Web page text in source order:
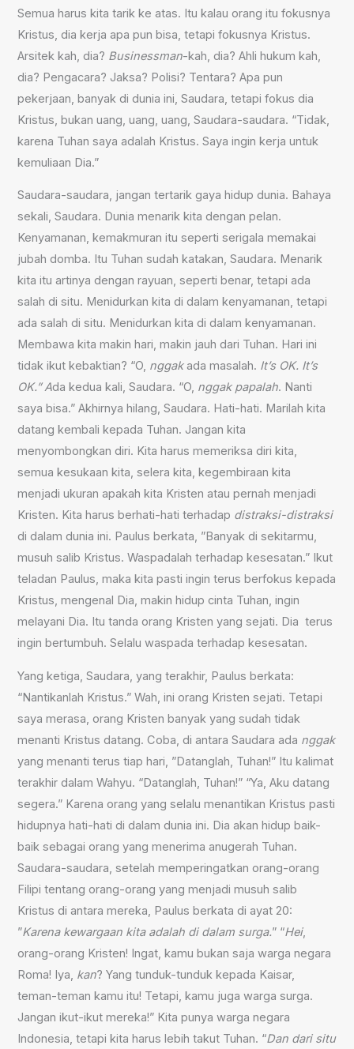
Semua harus kita tarik ke atas. Itu kalau orang itu fokusnya
Kristus, dia kerja apa pun bisa, tetapi fokusnya Kristus.
Arsitek kah, dia? Businessman-kah, dia? Ahli hukum kah,
dia? Pengacara? Jaksa? Polisi? Tentara? Apa pun
pekerjaan, banyak di dunia ini, Saudara, tetapi fokus dia
Kristus, bukan uang, uang, uang, Saudara-saudara. “Tidak,
karena Tuhan saya adalah Kristus. Saya ingin kerja untuk
kemuliaan Dia.”
Saudara-saudara, jangan tertarik gaya hidup dunia. Bahaya
sekali, Saudara. Dunia menarik kita dengan pelan.
Kenyamanan, kemakmuran itu seperti serigala memakai
jubah domba. Itu Tuhan sudah katakan, Saudara. Menarik
kita itu artinya dengan rayuan, seperti benar, tetapi ada
salah di situ. Menidurkan kita di dalam kenyamanan, tetapi
ada salah di situ. Menidurkan kita di dalam kenyamanan.
Membawa kita makin hari, makin jauh dari Tuhan. Hari ini
tidak ikut kebaktian? “O, nggakada masalah. It’s OK. It’s
OK.” Ada kedua kali, Saudara. “O, nggak papalah. Nanti
saya bisa.” Akhirnya hilang, Saudara. Hati-hati. Marilah kita
datang kembali kepada Tuhan. Jangan kita
menyombongkan diri. Kita harus memeriksa diri kita,
semua kesukaan kita, selera kita, kegembiraan kita
menjadi ukuran apakah kita Kristen atau pernah menjadi
Kristen. Kita harus berhati-hati terhadap distraksi-distraksi
di dalam dunia ini. Paulus berkata, ”Banyak di sekitarmu,
musuh salib Kristus. Waspadalah terhadap kesesatan.” Ikut
teladan Paulus, maka kita pasti ingin terus berfokus kepada
Kristus, mengenal Dia, makin hidup cinta Tuhan, ingin
melayani Dia. Itu tanda orang Kristen yang sejati. Dia terus
ingin bertumbuh. Selalu waspada terhadap kesesatan.
Yang ketiga, Saudara, yang terakhir, Paulus berkata:
“Nantikanlah Kristus.” Wah, ini orang Kristen sejati. Tetapi
saya merasa, orang Kristen banyak yang sudah tidak
menanti Kristus datang. Coba, di antara Saudara ada nggak
yang menanti terus tiap hari, ”Datanglah, Tuhan!” Itu kalimat
terakhir dalam Wahyu. “Datanglah, Tuhan!” “Ya, Aku datang
segera.” Karena orang yang selalu menantikan Kristus pasti
hidupnya hati-hati di dalam dunia ini. Dia akan hidup baik-
baik sebagai orang yang menerima anugerah Tuhan.
Saudara-saudara, setelah memperingatkan orang-orang
Filipi tentang orang-orang yang menjadi musuh salib
Kristus di antara mereka, Paulus berkata di ayat 20:
”Karena kewargaan kita adalah di dalam surga.” “Hei,
orang-orang Kristen! Ingat, kamu bukan saja warga negara
Roma! Iya, kan? Yang tunduk-tunduk kepada Kaisar,
teman-teman kamu itu! Tetapi, kamu juga warga surga.
Jangan ikut-ikut mereka!” Kita punya warga negara
Indonesia, tetapi kita harus lebih takut Tuhan. “Dan dari situ